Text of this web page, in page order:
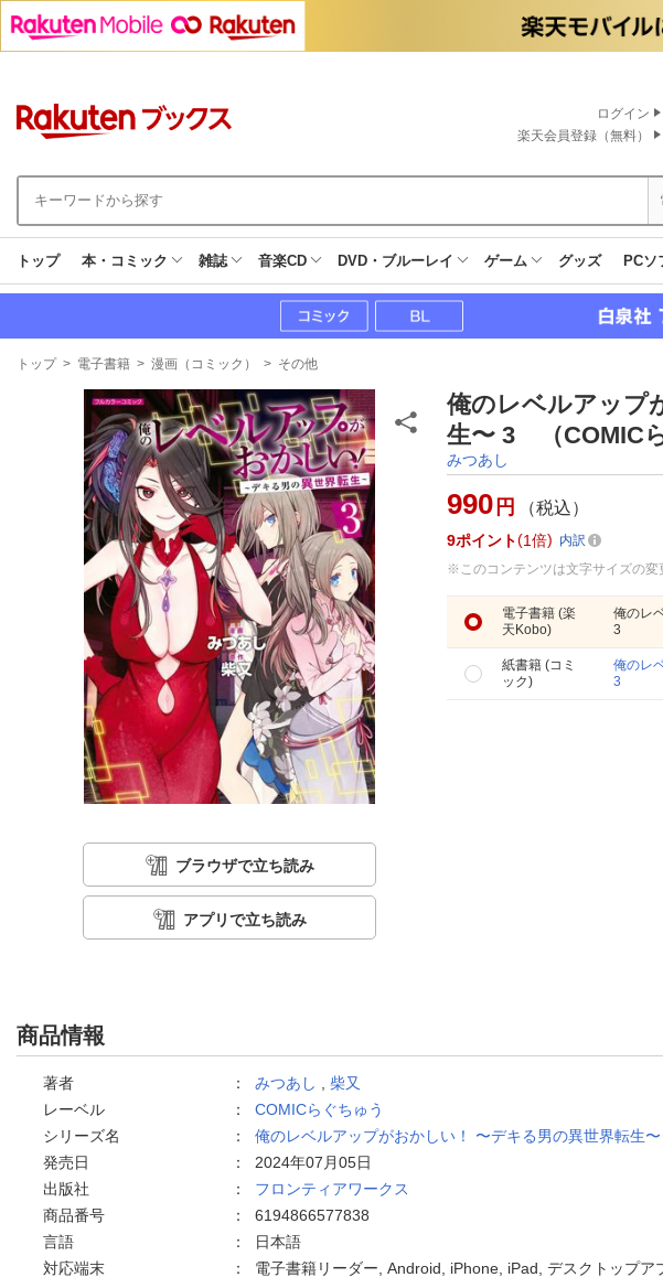
ログイン
楽天会員登録（無料）
トップ 本・コミック 雑誌 音楽CD DVD・ブルーレイ ゲーム グッズ PCソ
現
トップ > 電子書籍 > 漫画（コミック） > その他
ブラウザで立ち読み
アプリで立ち読み
俺のレベルアップ
生〜 3 （COMIC
みつあし
990 円 （税込）
9ポイント 1倍
内訳
※このコンテンツは文字サイズの変
電子書籍 (楽
天Kobo)
俺のレ
3
紙書籍 (コミ
ック)
俺のレ
3
商品情報
著者 ： みつあし
柴又
レーベル
： COMICらぐちゅう
シリーズ名
： 俺のレベルアップがおかしい！ 〜デキる男の異世界転生〜
発売日
： 2024年07月05日
出版社
： フロンティアワークス
商品番号
： 6194866577838
言語
：
日本語
対応端末
： 電子書籍リーダー, Android, iPhone, iPad, デスクトップア